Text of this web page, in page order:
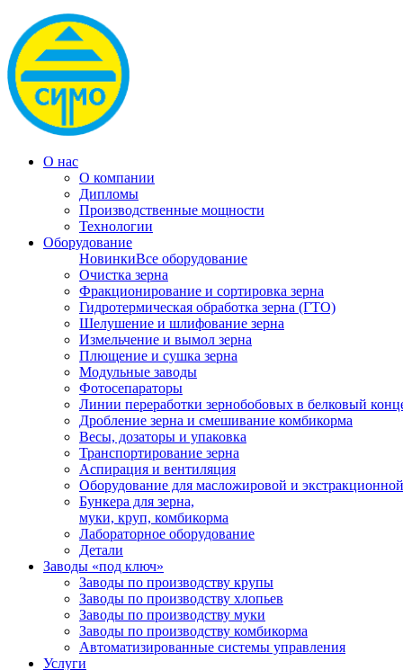
О нас
О компании
Дипломы
Производственные мощности
Технологии
Оборудование
НовинкиВсе оборудование
Очистка зерна
Фракционирование и сортировка зерна
Гидротермическая обработка зерна (ГТО)
Шелушение и шлифование зерна
Измельчение и вымол зерна
Плющение и сушка зерна
Модульные заводы
Фотосепараторы
Линии переработки зернобобовых в белковый
Дробление зерна и смешивание комбикорма
Весы, дозаторы и упаковка
Транспортирование зерна
Аспирация и вентиляция
Оборудование для масложировой и
Бункера для зерна,
муки, круп, комбикорма
Лабораторное оборудование
Детали
Заводы «под ключ»
Заводы по производству крупы
Заводы по производству хлопьев
Заводы по производству муки
Заводы по производству комбикорма
Автоматизированные системы управления
Услуги